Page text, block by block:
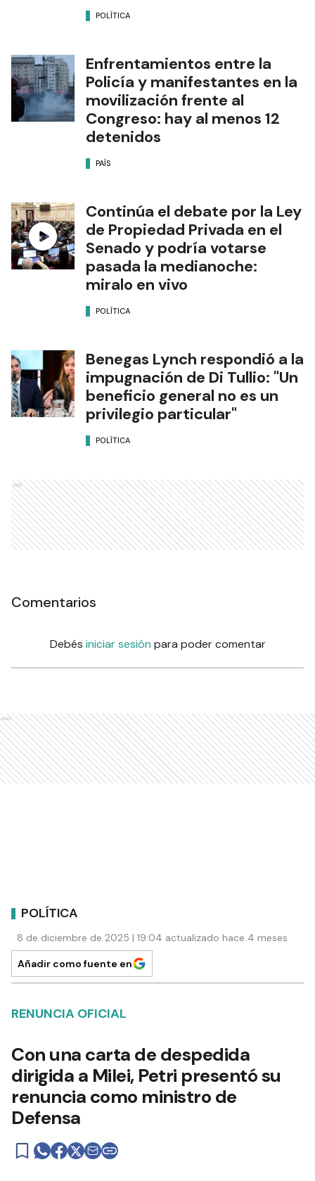
POLÍTICA
Enfrentamientos entre la
Policía y manifestantes en la
movilización frente al
Congreso: hay al menos 12
detenidos
PAÍS
Continúa el debate por la Ley
de Propiedad Privada en el
Senado y podría votarse
pasada la medianoche:
miralo en vivo
POLÍTICA
Benegas Lynch respondió a la
impugnación de Di Tullio: "Un
beneficio general no es un
privilegio particular"
POLÍTICA
Ads
Comentarios
Debés iniciar sesión para poder comentar
Ads
POLÍTICA
8 de diciembre de 2025 | 19:04 actualizado hace 4 meses
Añadir como fuente en
RENUNCIA OFICIAL
Con una carta de despedida
dirigida a Milei, Petri presentó su
renuncia como ministro de
Defensa